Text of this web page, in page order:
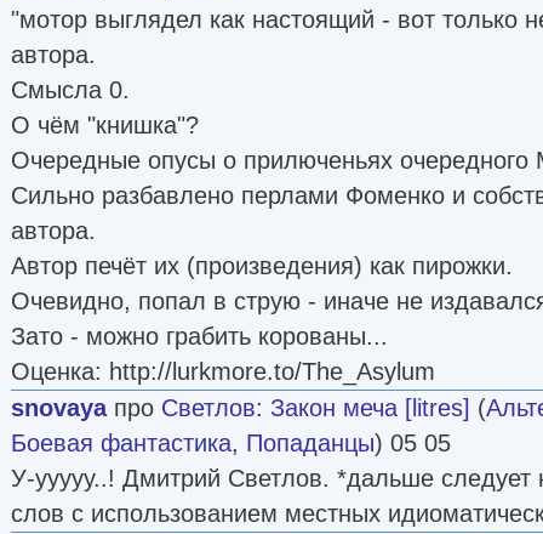
"мотор выглядел как настоящий - вот только
автора.
Смысла 0.
О чём "книшка"?
Очередные опусы о прилюченьях
Сильно разбавлено перлами Фоменко и
автора.
Автор печёт их (произведения) как пирожки.
Очевидно, попал в струю - иначе не
Зато - можно грабить корованы...
Оценка: http://lurkmore.to/The_Asylum‎
snovayaпро Светлов: Закон меча [litres] (
Боевая фантастика, Попаданцы) 05 05
У-ууууу..! Дмитрий Светлов. *дальше следует
слов с использованием местных